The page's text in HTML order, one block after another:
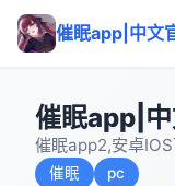
催眠app|中文
催眠app|中
催眠app2,安卓
催眠 pc